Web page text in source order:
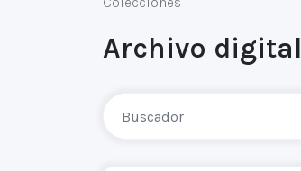
Archivo digital